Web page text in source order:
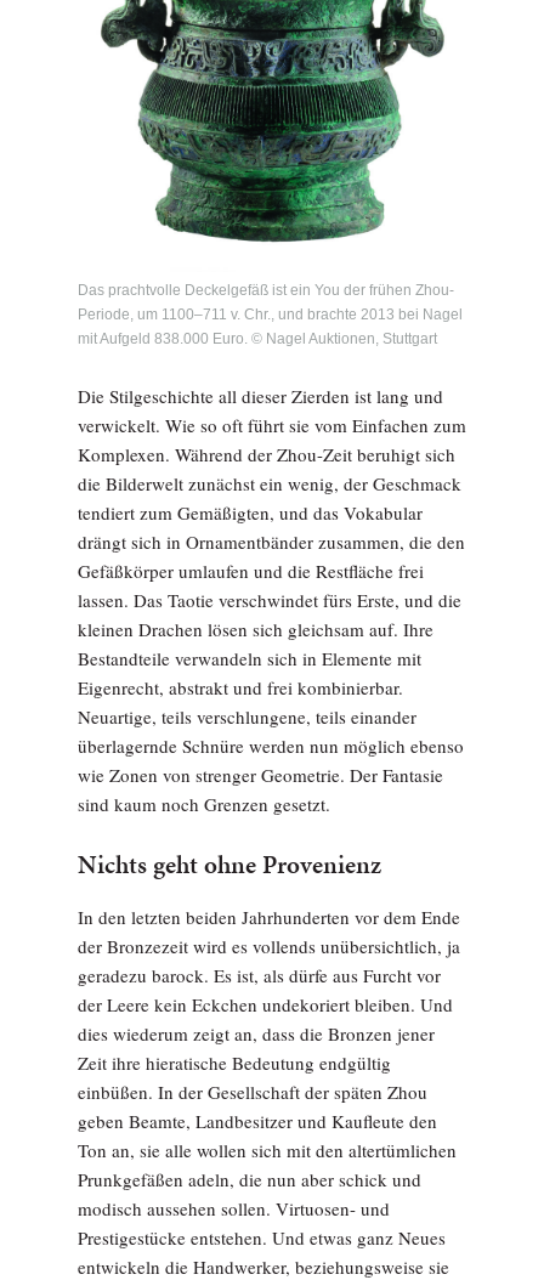
Das prachtvolle Deckelgefäß ist ein You der frühen Zhou-
Periode, um 1100–711 v. Chr., und brachte 2013 bei Nagel
mit Aufgeld 838.000 Euro. © Nagel Auktionen, Stuttgart
Die Stilgeschichte all dieser Zierden ist lang und
verwickelt. Wie so oft führt sie vom Einfachen zum
Komplexen. Während der Zhou-Zeit beruhigt sich
die Bilderwelt zunächst ein wenig, der Geschmack
tendiert zum Gemäßigten, und das Vokabular
drängt sich in Ornamentbänder zusammen, die den
Gefäßkörper umlaufen und die Restfläche frei
lassen. Das Taotie verschwindet fürs Erste, und die
kleinen Drachen lösen sich gleichsam auf. Ihre
Bestandteile verwandeln sich in Elemente mit
Eigenrecht, abstrakt und frei kombinierbar.
Neuartige, teils verschlungene, teils einander
überlagernde Schnüre werden nun möglich ebenso
wie Zonen von strenger Geometrie. Der Fantasie
sind kaum noch Grenzen gesetzt.
Nichts geht ohne Provenienz
In den letzten beiden Jahrhunderten vor dem Ende
der Bronzezeit wird es vollends unübersichtlich, ja
geradezu barock. Es ist, als dürfe aus Furcht vor
der Leere kein Eckchen undekoriert bleiben. Und
dies wiederum zeigt an, dass die Bronzen jener
Zeit ihre hieratische Bedeutung endgültig
einbüßen. In der Gesellschaft der späten Zhou
geben Beamte, Landbesitzer und Kaufleute den
Ton an, sie alle wollen sich mit den altertümlichen
Prunkgefäßen adeln, die nun aber schick und
modisch aussehen sollen. Virtuosen- und
Prestigestücke entstehen. Und etwas ganz Neues
entwickeln die Handwerker, beziehungsweise sie